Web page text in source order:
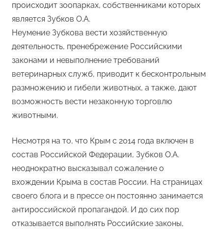
происходит зоопарках, собственниками которых
является Зубков О.А.
Неумение Зубкова вести хозяйственную
деятельность, пренебрежение Российскими
законами и невыполнение требований
ветеринарных служб, приводит к бесконтрольным
размножению и гибели животных, а также, дают
возможность вести незаконную торговлю
животными.
Несмотря на то, что Крым с 2014 года включен в
состав Российской Федерации, Зубков О.А.
неоднократно высказывал сожаление о
вхождении Крыма в состав России. На страницах
своего блога и в прессе он постоянно занимается
антироссийской пропагандой. И до сих пор
отказывается выполнять Российские законы,